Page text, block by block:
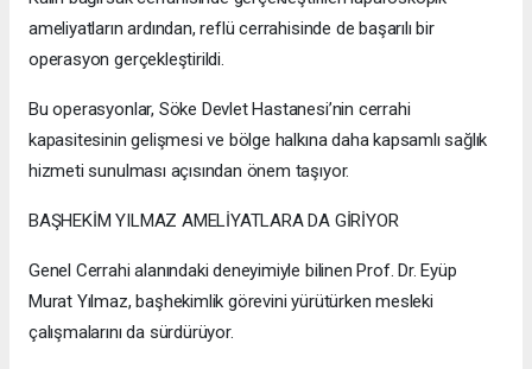
ameliyatların ardından, reflü cerrahisinde de başarılı bir
operasyon gerçekleştirildi.
Bu operasyonlar, Söke Devlet Hastanesi’nin cerrahi
kapasitesinin gelişmesi ve bölge halkına daha kapsamlı sağlık
hizmeti sunulması açısından önem taşıyor.
BAŞHEKİM YILMAZ AMELİYATLARA DA GİRİYOR
Genel Cerrahi alanındaki deneyimiyle bilinen Prof. Dr. Eyüp
Murat Yılmaz, başhekimlik görevini yürütürken mesleki
çalışmalarını da sürdürüyor.